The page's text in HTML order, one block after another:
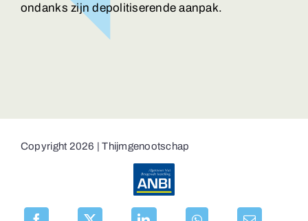
ondanks zijn depolitiserende aanpak.
Copyright 2026 | Thijmgenootschap